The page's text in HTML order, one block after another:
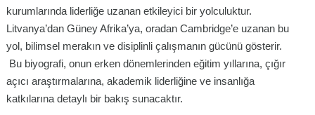
kurumlarında liderliğe uzanan etkileyici bir yolculuktur.
Litvanya’dan Güney Afrika’ya, oradan Cambridge’e uzanan bu
yol, bilimsel merakın ve disiplinli çalışmanın gücünü gösterir.
Bu biyografi, onun erken dönemlerinden eğitim yıllarına, çığır
açıcı araştırmalarına, akademik liderliğine ve insanlığa
katkılarına detaylı bir bakış sunacaktır.